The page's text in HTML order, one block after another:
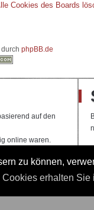
zu können,
erhalten
Cookies des Boards
phpBB.de
auf den
online waren.